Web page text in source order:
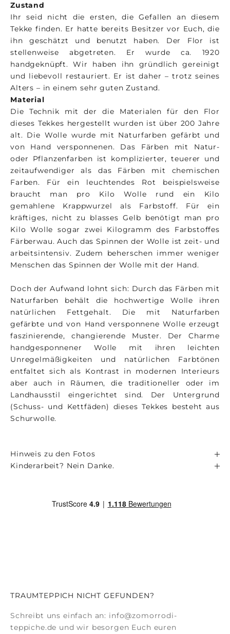
Zustand
Ihr seid nicht die ersten, die Gefallen an diesem
Tekke finden. Er hatte bereits Besitzer vor Euch, die
ihn geschätzt und benutzt haben. Der Flor ist
stellenweise abgetreten. Er wurde ca. 1920
handgeknüpft. Wir haben ihn gründlich gereinigt
und liebevoll restauriert. Er ist daher – trotz seines
Alters – in einem sehr guten Zustand.
Material
Die Technik mit der die Materialen für den Flor
dieses Tekkes hergestellt wurden ist über 200 Jahre
alt. Die Wolle wurde mit Naturfarben gefärbt und
von Hand versponnenen. Das Färben mit Natur-
oder Pflanzenfarben ist komplizierter, teuerer und
zeitaufwendiger als das Färben mit chemischen
Farben. Für ein leuchtendes Rot beispielsweise
braucht man pro Kilo Wolle rund ein Kilo
gemahlene Krappwurzel als Farbstoff. Für ein
kräftiges, nicht zu blasses Gelb benötigt man pro
Kilo Wolle sogar zwei Kilogramm des Farbstoffes
Färberwau. Auch das Spinnen der Wolle ist zeit- und
arbeitsintensiv. Zudem beherschen immer weniger
Menschen das Spinnen der Wolle mit der Hand.
Doch der Aufwand lohnt sich: Durch das Färben mit
Naturfarben behält die hochwertige Wolle ihren
natürlichen Fettgehalt. Die mit Naturfarben
gefärbte und von Hand versponnene Wolle erzeugt
faszinierende, changierende Muster. Der Charme
handgesponnener Wolle mit ihren leichten
Unregelmäßigkeiten und natürlichen Farbtönen
entfaltet sich als Kontrast in modernen Interieurs
aber auch in Räumen, die traditioneller oder im
Landhausstil eingerichtet sind. Der Untergrund
(Schuss- und Kettfäden) dieses Tekkes besteht aus
Schurwolle.
Hinweis zu den Fotos
Kinderarbeit? Nein Danke.
TRAUMTEPPICH NICHT GEFUNDEN?
Schreibt uns einfach an: info@zomorrodi-
teppiche.de und wir besorgen Euch euren